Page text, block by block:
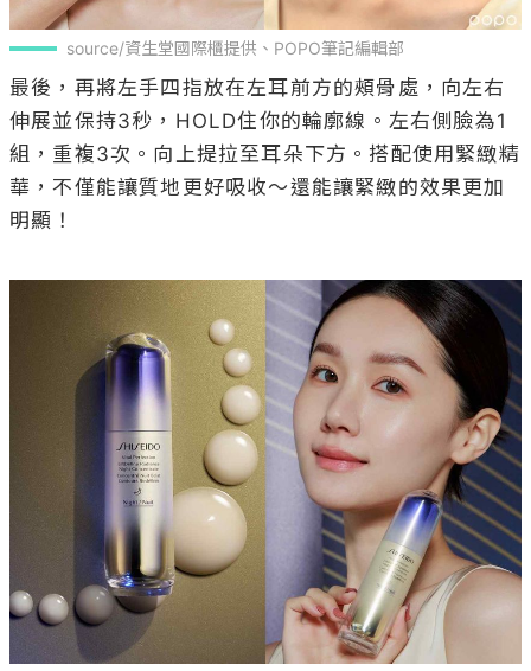
source/資生堂國際櫃提供、POPO筆記編輯部
最後，再將左手四指放在左耳前方的頰骨處，向左右
伸展並保持3秒，HOLD住你的輪廓線。左右側臉為1
組，重複3次。向上提拉至耳朵下方。搭配使用緊緻精
華，不僅能讓質地更好吸收～還能讓緊緻的效果更加
明顯！